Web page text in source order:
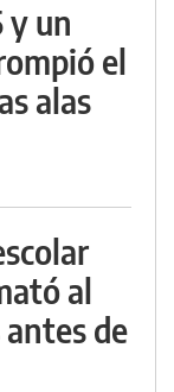
y un
el
alas
al
antes de